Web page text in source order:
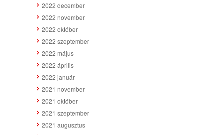
2022 december
2022 november
2022 október
2022 szeptember
2022 május
2022 április
2022 január
2021 november
2021 október
2021 szeptember
2021 augusztus